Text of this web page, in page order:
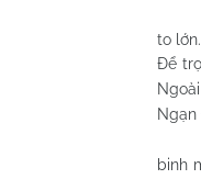
Vệ
to
Để
Ngạn
Để
binh